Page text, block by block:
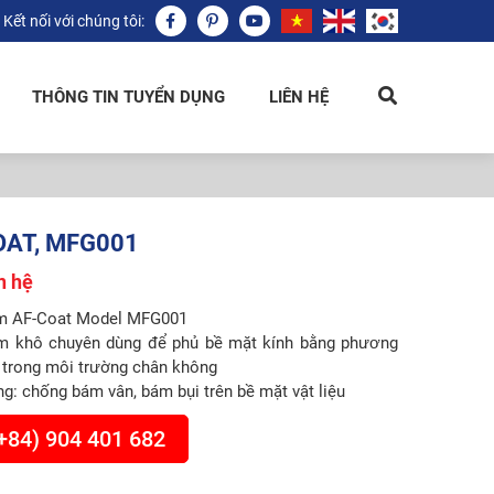
Kết nối với chúng tôi:
THÔNG TIN TUYỂN DỤNG LIÊN HỆ
MFG001
hệ
AF-Coat Model MFG001
khô chuyên dùng để phủ bề mặt kính bằng phương
môi trường chân không
chống bám vân, bám bụi trên bề mặt vật liệu
904 401 682